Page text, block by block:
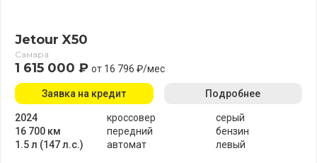
Jetour X50
Самара
1 615 000 ₽ от 16 796 ₽/мес
2024
16 700 км
1.5 л (147 л.с.)
кроссовер
передний
автомат
серый
бензин
левый
Заявка на кредит Подробнее